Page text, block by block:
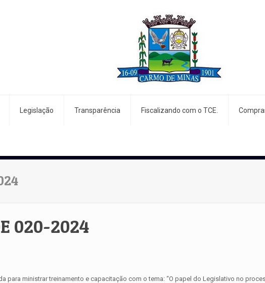
Legislação Transparência Fiscalizando com o TCE.
020-2024
para ministrar treinamento e capacitação com o tema: “O papel do Legislativo no